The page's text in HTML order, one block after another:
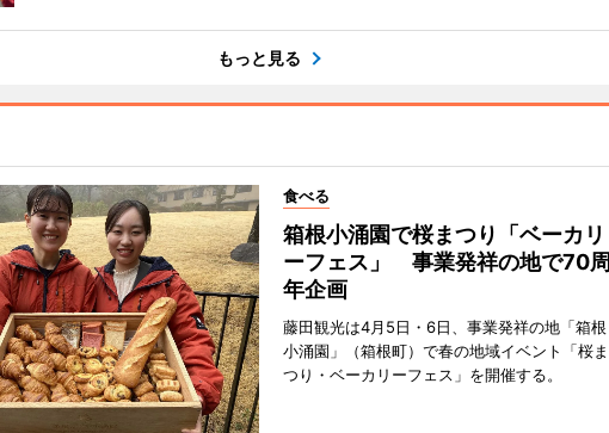
もっと見る
食べる
箱根小涌園で桜まつり「ベーカリ
ーフェス」 事業発祥の地で70周
年企画
藤田観光は4月5日・6日、事業発祥の地「箱根
小涌園」（箱根町）で春の地域イベント「桜ま
つり・ベーカリーフェス」を開催する。